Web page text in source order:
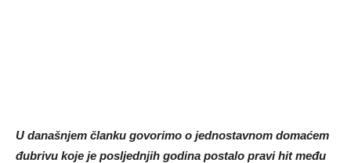
U današnjem članku govorimo o jednostavnom domaćem
đubrivu koje je posljednjih godina postalo pravi hit među